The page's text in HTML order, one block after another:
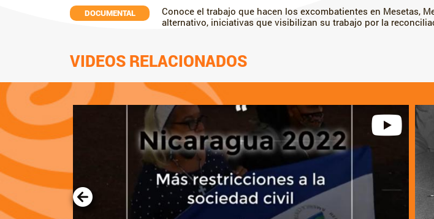
DOCUMENTAL
Conoce el trabajo que hacen los excombatientes en Mesetas,
alternativo, iniciativas que visibilizan su trabajo por la
VIDEOS RELACIONADOS